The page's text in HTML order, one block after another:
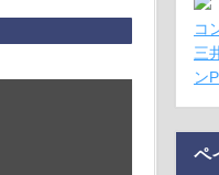
コ
三
ン
ペ